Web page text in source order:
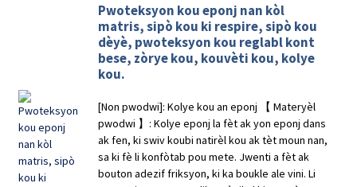
Pwoteksyon kou eponj nan kòl
matris, sipò kou ki respire, sipò kou
dèyè, pwoteksyon kou reglabl kont
bese, zòrye kou, kouvèti kou, kolye
kou.
[Non pwodwi]: Kolye kou an eponj 【 Materyèl
pwodwi 】: Kolye eponj la fèt ak yon eponj dans
ak fen, ki swiv koubi natirèl kou ak tèt moun nan,
sa ki fè li konfòtab pou mete. Jwenti a fèt ak
bouton adezif friksyon, ki ka boukle ale vini. Li